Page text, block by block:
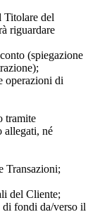
Titolare del
riguardare
(spiegazione
operazioni di
tramite
allegati, né
Transazioni;
del Cliente;
fondi da/verso il